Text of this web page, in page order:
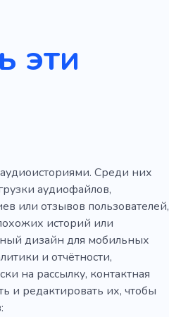
эти
Среди них
аудиофайлов,
или отзывов пользователей,
историй или
дизайн для мобильных
и отчётности,
на рассылку, контактная
и редактировать их, чтобы